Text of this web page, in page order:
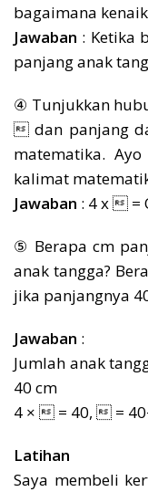
bagaimana
Jawaban : Ketika
panjang anak
④ Tunjukkan
dan panjang
matematika.
kalimat
Jawaban : 4 x  =
⑤ Berapa cm
anak tangga?
jika panjangnya
Jawaban :
Jumlah anak
40 cm
4 ×  = 40,  =
Latihan
Saya membeli